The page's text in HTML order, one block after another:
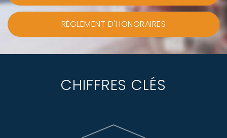
RÈGLEMENT D'HONORAIRES
CHIFFRES CLÉS